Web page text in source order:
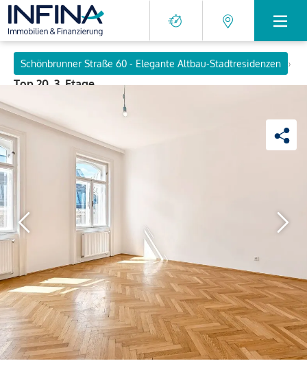
Schönbrunner Straße 60 - Elegante Altbau-Stadtresidenzen
›
Top 20, 3. Etage